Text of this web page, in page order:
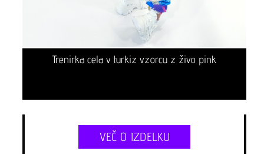
Trenirka cela v turkiz vzorcu z živo pink
VEČ O IZDELKU